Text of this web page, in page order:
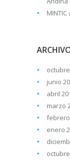
junio
abril
marzo
enero